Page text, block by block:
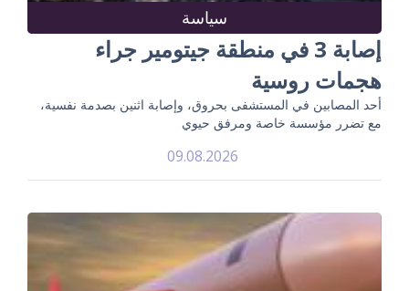
سياسة
إصابة 3 في منطقة جيتومير جراء
هجمات روسية
أحد المصابين في المستشفى بحروق، وإصابة اثنين بصدمة نفسية،
مع تضرر مؤسسة خاصة ومرفق حيوي
09.08.2026